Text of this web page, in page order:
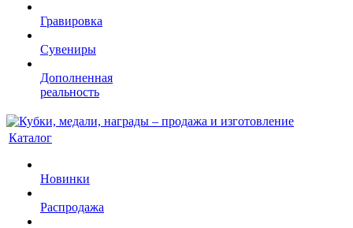
Гравировка
Сувениры
Дополненная
реальность
Каталог
Новинки
Распродажа